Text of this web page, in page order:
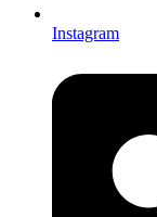
Instagram